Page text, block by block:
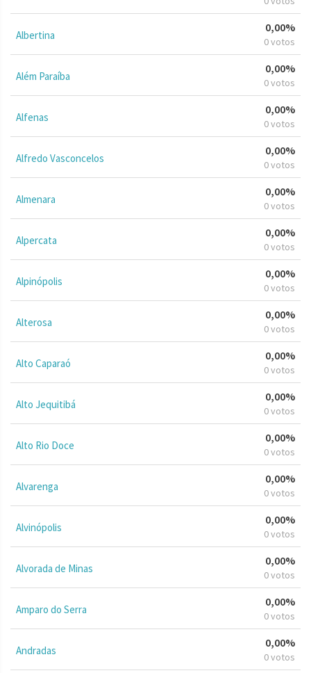
Albertina
0,00%
0 votos
Além Paraíba
0,00%
0 votos
Alfenas
0,00%
0 votos
Alfredo Vasconcelos
0,00%
0 votos
Almenara
0,00%
0 votos
Alpercata
0,00%
0 votos
Alpinópolis
0,00%
0 votos
Alterosa
0,00%
0 votos
Alto Caparaó
0,00%
0 votos
Alto Jequitibá
0,00%
0 votos
Alto Rio Doce
0,00%
0 votos
Alvarenga
0,00%
0 votos
Alvinópolis
0,00%
0 votos
Alvorada de Minas
0,00%
0 votos
Amparo do Serra
0,00%
0 votos
Andradas
0,00%
0 votos